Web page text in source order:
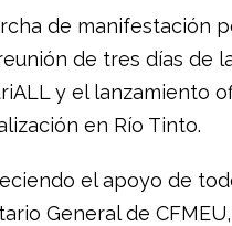
de manifestación
de tres días de
y el lanzamiento
en Río Tinto.
el apoyo de
General de